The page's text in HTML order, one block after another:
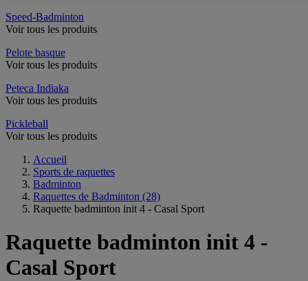
Speed-Badminton
Voir tous les produits
Pelote basque
Voir tous les produits
Peteca Indiaka
Voir tous les produits
Pickleball
Voir tous les produits
Accueil
Sports de raquettes
Badminton
Raquettes de Badminton (28)
Raquette badminton init 4 - Casal Sport
Raquette badminton init 4 -
Casal Sport